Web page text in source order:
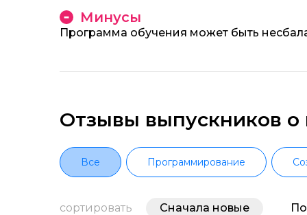
Минусы
Программа обучения может быть
Отзывы выпускников о
Все Программирование
сортировать Сначала новые